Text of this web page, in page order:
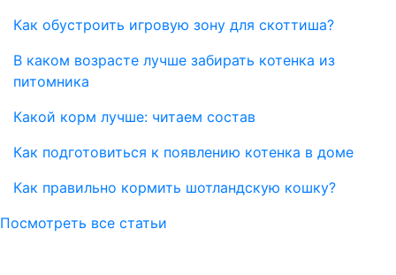
Как обустроить игровую зону для скоттиша?
В каком возрасте лучше забирать котенка из
питомника
Какой корм лучше: читаем состав
Как подготовиться к появлению котенка в доме
Как правильно кормить шотландскую кошку?
Посмотреть все статьи